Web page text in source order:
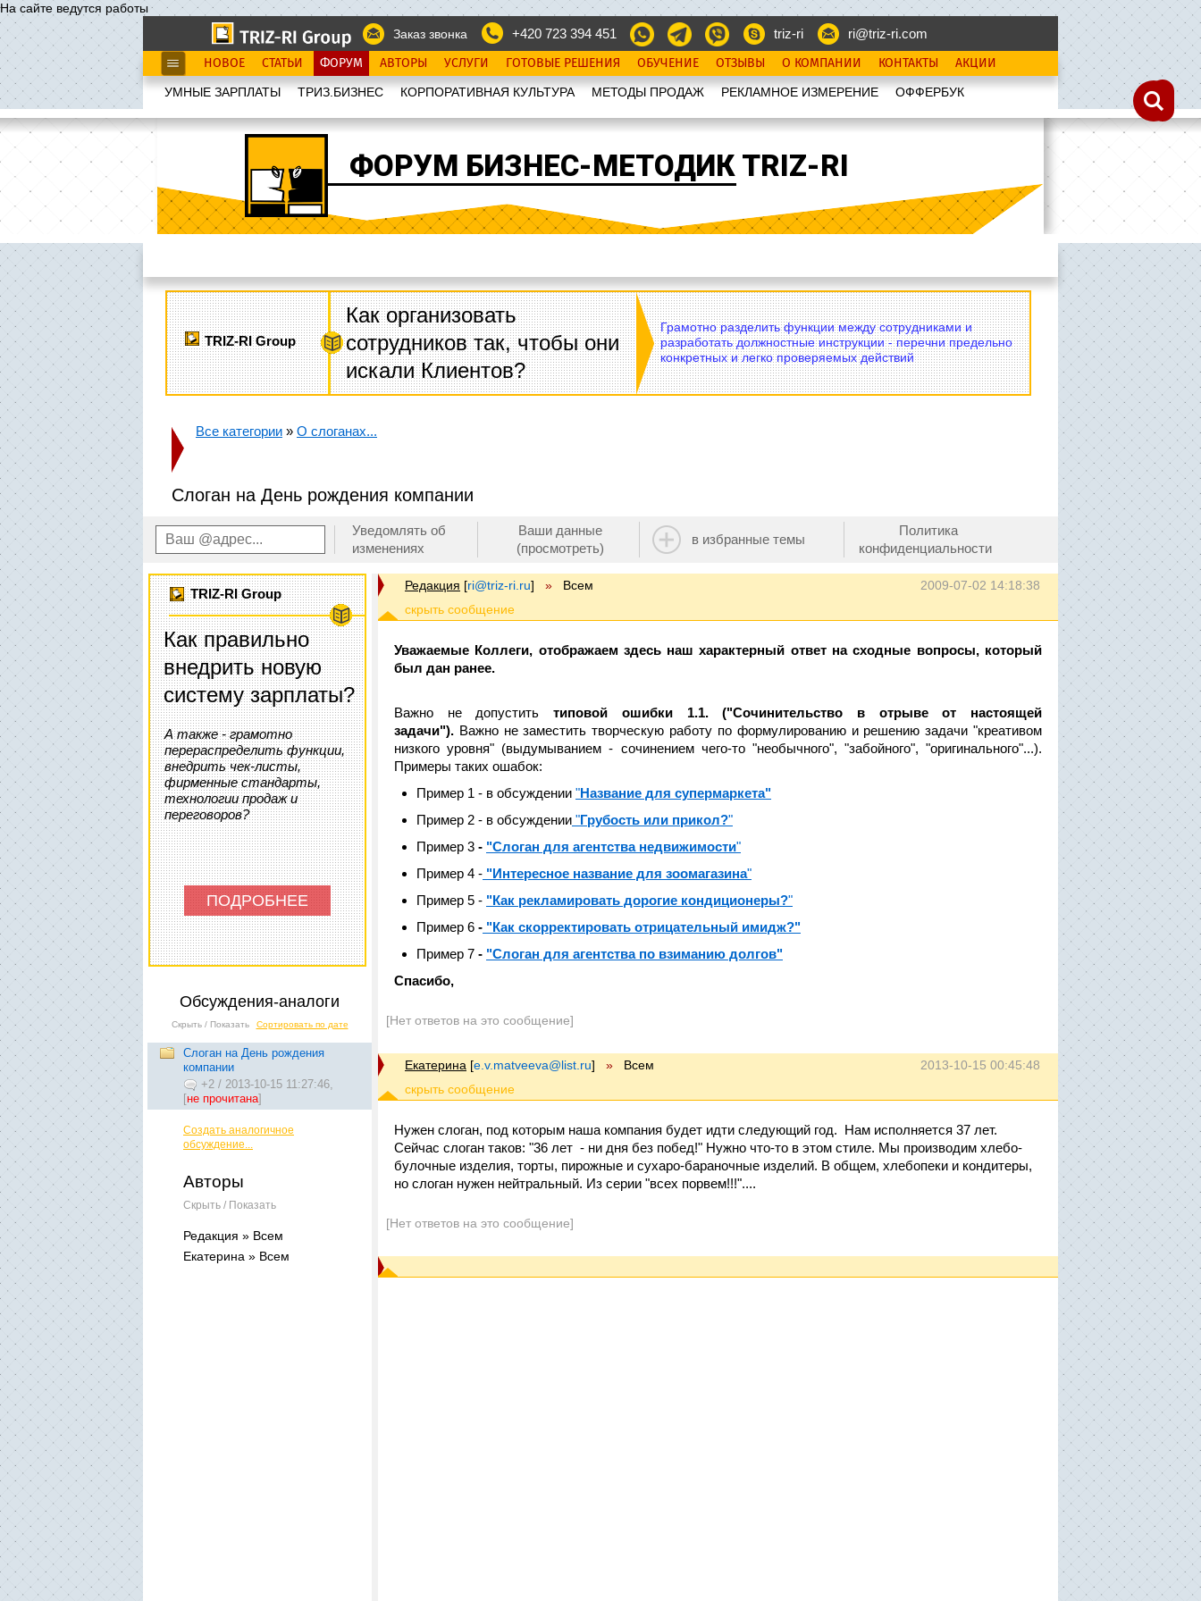
На сайте ведутся работы
Заказ звонка
+420 723 394 451 triz-ri ri@triz-ri.com
НОВОЕ СТАТЬИ ФОРУМ АВТОРЫ УСЛУГИ ГОТОВЫЕ РЕШЕНИЯ ОБУЧЕНИЕ ОТЗЫВЫ О КОМПАНИИ КОНТАКТЫ АКЦИИ
УМНЫЕ ЗАРПЛАТЫ ТРИЗ.БИЗНЕС КОРПОРАТИВНАЯ КУЛЬТУРА МЕТОДЫ ПРОДАЖ РЕКЛАМНОЕ ИЗМЕРЕНИЕ OФФЕРБУК
ФОРУМ БИЗНЕС-МЕТОДИК TRIZ-RI
TRIZ-RI Group
Как организовать
сотрудников так, чтобы они
искали Клиентов?
Грамотно разделить функции между сотрудниками и
разработать должностные инструкции - перечни предельно
конкретных и легко проверяемых действий
Все категории » О слоганах...
Слоган на День рождения компании
Уведомлять об
изменениях
Ваши данные
(просмотреть)
в избранные темы
Политика
конфиденциальности
TRIZ-RI Group
Как правильно
внедрить новую
систему зарплаты?
А также - грамотно
перераспределить функции,
внедрить чек-листы,
фирменные стандарты,
технологии продаж и
переговоров?
ПОДРОБНЕЕ
Обсуждения-аналоги
Скрыть / Показать Сортировать по дате
Слоган на День рождения
компании
+2 / 2013-10-15 11:27:46,
[не прочитана]
Создать аналогичное
обсуждение...
Авторы
Скрыть / Показать
Редакция » Всем
Екатерина » Всем
2009-07-02 14:18:38
Редакция [ri@triz-ri.ru] » Всем
Уважаемые Коллеги, отображаем здесь наш характерный ответ на сходные вопросы, который
был дан ранее.
Важно не допуститьтиповой ошибки 1.1. ("Сочинительство в отрыве от настоящей
задачи"). Важно не заместить творческую работу по формулированию и решению задачи "креативом
низкого уровня" (выдумыванием - сочинением чего-то "необычного", "забойного", "оригинального"...).
Примеры таких ошабок:
Пример 1 - в обсуждении "Название для супермаркета"
Пример 2 - в обсуждении "Грубость или прикол?"
Пример 3 - "Слоган для агентства недвижимости"
Пример 4 - "Интересное название для зоомагазина"
Пример 5 - "Как рекламировать дорогие кондиционеры?"
Пример 6 - "Как скорректировать отрицательный имидж?"
Пример 7 - "Слоган для агентства по взиманию долгов"
Спасибо,
[Нет ответов на это сообщение]
2013-10-15 00:45:48
Екатерина [e.v.matveeva@list.ru] » Всем
Нужен слоган, под которым наша компания будет идти следующий год. Нам исполняется 37 лет.
Сейчас слоган таков: "36 лет - ни дня без побед!" Нужно что-то в этом стиле. Мы производим хлебо-
булочные изделия, торты, пирожные и сухаро-бараночные изделий. В общем, хлебопеки и кондитеры,
но слоган нужен нейтральный. Из серии "всех порвем!!!"....
[Нет ответов на это сообщение]